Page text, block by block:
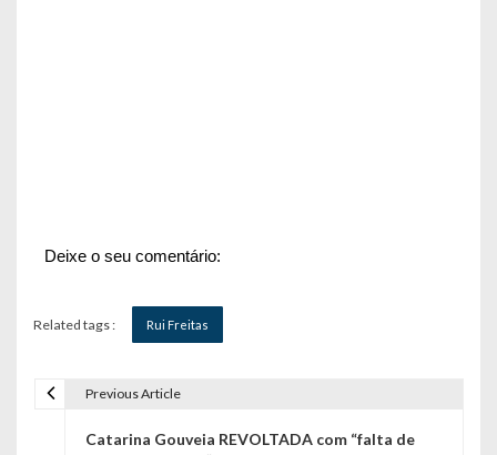
Deixe o seu comentário:
Related tags : Rui Freitas
Previous Article
Catarina Gouveia REVOLTADA com “falta de